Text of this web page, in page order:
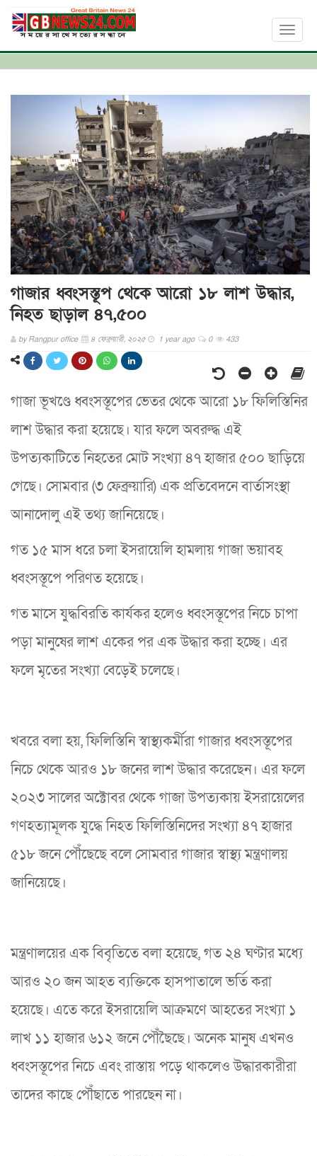
Toggle
গাজার ধ্বংসস্তূপ থেকে আরো ১৮ লাশ উদ্ধার,
নিহত ছাড়াল ৪৭,৫০০
byRangpur office ৪ ফেব্রুয়ারী, ২০২৫ 1 year ago 0 433
গাজা ভূখণ্ডে ধ্বংসস্তূপের ভেতর থেকে আরো ১৮ ফিলিস্তিনির
লাশ উদ্ধার করা হয়েছে। যার ফলে অবরুদ্ধ এই
উপত্যকাটিতে নিহতের মোট সংখ্যা ৪৭ হাজার ৫০০ ছাড়িয়ে
গেছে। সোমবার (৩ ফেব্রুয়ারি) এক প্রতিবেদনে বার্তাসংস্থা
আনাদোলু এই তথ্য জানিয়েছে।
গত ১৫ মাস ধরে চলা ইসরায়েলি হামলায় গাজা ভয়াবহ
ধ্বংসস্তূপে পরিণত হয়েছে।
গত মাসে যুদ্ধবিরতি কার্যকর হলেও ধ্বংসস্তূপের নিচে চাপা
পড়া মানুষের লাশ একের পর এক উদ্ধার করা হচ্ছে। এর
ফলে মৃতের সংখ্যা বেড়েই চলেছে।
খবরে বলা হয়, ফিলিস্তিনি স্বাস্থ্যকর্মীরা গাজার ধ্বংসস্তূপের
নিচে থেকে আরও ১৮ জনের লাশ উদ্ধার করেছেন। এর ফলে
২০২৩ সালের অক্টোবর থেকে গাজা উপত্যকায় ইসরায়েলের
গণহত্যামূলক যুদ্ধে নিহত ফিলিস্তিনিদের সংখ্যা ৪৭ হাজার
৫১৮ জনে পৌঁছেছে বলে সোমবার গাজার স্বাস্থ্য মন্ত্রণালয়
জানিয়েছে।
মন্ত্রণালয়ের এক বিবৃতিতে বলা হয়েছে, গত ২৪ ঘণ্টার মধ্যে
আরও ২০ জন আহত ব্যক্তিকে হাসপাতালে ভর্তি করা
হয়েছে। এতে করে ইসরায়েলি আক্রমণে আহতের সংখ্যা ১
লাখ ১১ হাজার ৬১২ জনে পৌঁছৈছে। অনেক মানুষ এখনও
ধ্বংসস্তূপের নিচে এবং রাস্তায় পড়ে থাকলেও উদ্ধারকারীরা
তাদের কাছে পৌঁছাতে পারছেন না।